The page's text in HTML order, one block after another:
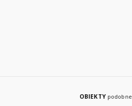
OBIEKTY podobne